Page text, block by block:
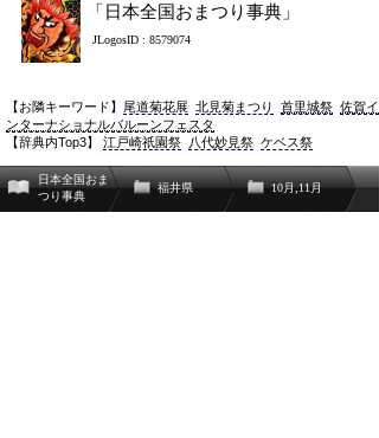
「日本全国おまつり事典」
JLogosID : 8579074
【お隣キーワード】 尾道菊花展 北見菊まつり 首里城祭 佐賀イ
ンターナショナルバルーンフェスタ
【辞典内Top3】 江戸崎祇園祭 八代妙見祭 ケベス祭
日本全国おま
つり事典
福井県 10月,11月